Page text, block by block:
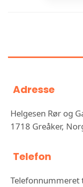
Adresse
Helgesen Rør og
1718 Greåker,
Telefon
Telefonnummeret